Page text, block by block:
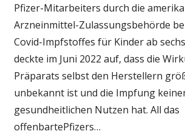
Pfizer-Mitarbeiters durch die
Arzneinmittel-Zulassungsbehörde
Covid-Impfstoffes für Kinder ab
deckte im Juni 2022 auf, dass die
Präparats selbst den Herstellern
unbekannt ist und die Impfung
gesundheitlichen Nutzen hat. All das
offenbartePfizers…